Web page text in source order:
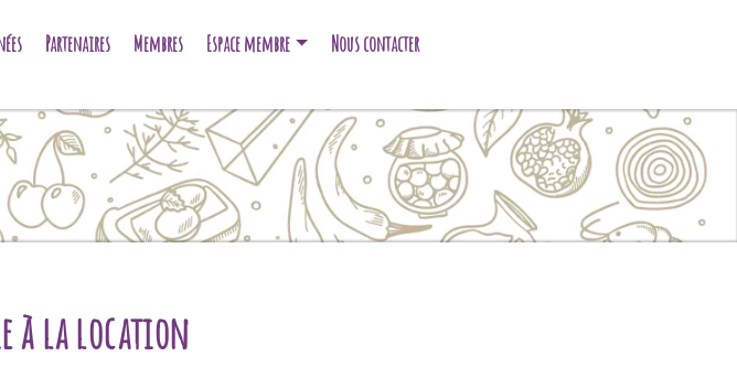
Partenaires Membres Espace membre Nous contacter
à la location